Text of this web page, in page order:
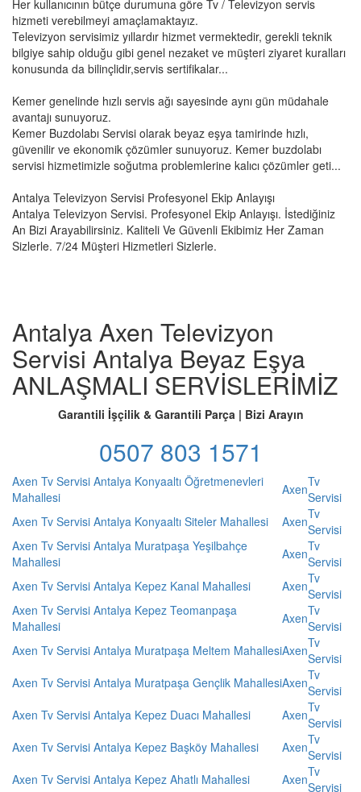
Her kullanıcının bütçe durumuna göre Tv / Televizyon servis
hizmeti verebilmeyi amaçlamaktayız.
Televizyon servisimiz yıllardır hizmet vermektedir, gerekli teknik
bilgiye sahip olduğu gibi genel nezaket ve müşteri ziyaret kuralları
konusunda da bilinçlidir,servis sertifikalar...
Kemer genelinde hızlı servis ağı sayesinde aynı gün müdahale
avantajı sunuyoruz.
Kemer Buzdolabı Servisi olarak beyaz eşya tamirinde hızlı,
güvenilir ve ekonomik çözümler sunuyoruz. Kemer buzdolabı
servisi hizmetimizle soğutma problemlerine kalıcı çözümler geti...
Antalya Televizyon Servisi Profesyonel Ekip Anlayışı
Antalya Televizyon Servisi. Profesyonel Ekip Anlayışı. İstediğiniz
An Bizi Arayabilirsiniz. Kaliteli Ve Güvenli Ekibimiz Her Zaman
Sizlerle. 7/24 Müşteri Hizmetleri Sizlerle.
Antalya Axen Televizyon
Servisi Antalya Beyaz Eşya
ANLAŞMALI SERVİSLERİMİZ
Garantili İşçilik & Garantili Parça | Bizi Arayın
0507 803 1571
Axen Tv Servisi Antalya Konyaaltı Öğretmenevleri
Mahallesi
AxenTv
Servisi
Axen Tv Servisi Antalya Konyaaltı Siteler Mahallesi
AxenTv
Servisi
Axen Tv Servisi Antalya Muratpaşa Yeşilbahçe
Mahallesi
AxenTv
Servisi
Axen Tv Servisi Antalya Kepez Kanal Mahallesi
AxenTv
Servisi
Axen Tv Servisi Antalya Kepez Teomanpaşa
Mahallesi
AxenTv
Servisi
Axen Tv Servisi Antalya Muratpaşa Meltem MahallesiAxenTv
Servisi
Axen Tv Servisi Antalya Muratpaşa Gençlik MahallesiAxenTv
Servisi
Axen Tv Servisi Antalya Kepez Duacı Mahallesi
AxenTv
Servisi
Axen Tv Servisi Antalya Kepez Başköy Mahallesi
AxenTv
Servisi
Axen Tv Servisi Antalya Kepez Ahatlı Mahallesi
AxenTv
Servisi